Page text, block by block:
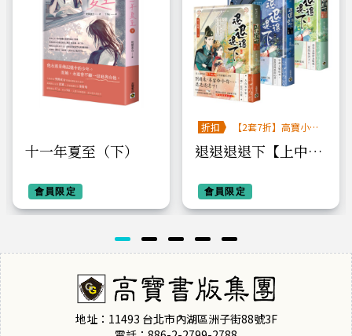
十一年夏至（下）
會員限定
折扣
【2套7折】高寶小說
退退退退下【上中下
會員限定
地址：11493 台北市內湖區洲子街88號3F